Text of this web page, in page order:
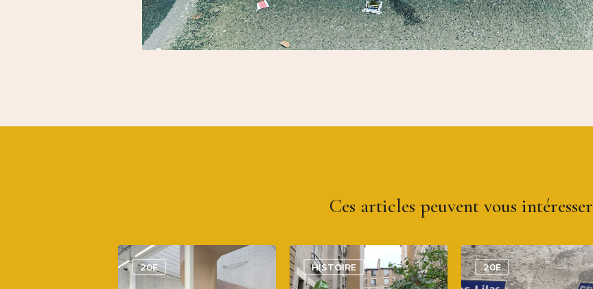
Ces articles peuvent vous intéresser
20E HISTOIRE 20E